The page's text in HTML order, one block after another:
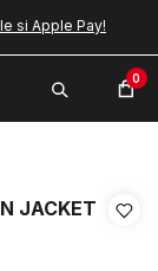
si Apple Pay!
0
JACKET